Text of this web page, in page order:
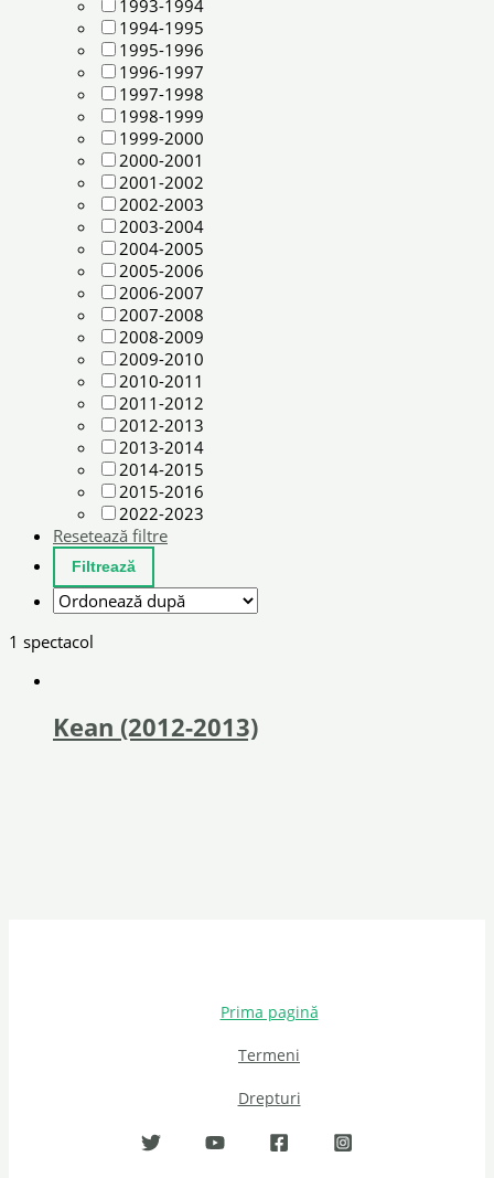
1993-1994
1994-1995
1995-1996
1996-1997
1997-1998
1998-1999
1999-2000
2000-2001
2001-2002
2002-2003
2003-2004
2004-2005
2005-2006
2006-2007
2007-2008
2008-2009
2009-2010
2010-2011
2011-2012
2012-2013
2013-2014
2014-2015
2015-2016
2022-2023
Resetează filtre
1 spectacol
Kean (2012-2013)
Prima pagină
Termeni
Drepturi